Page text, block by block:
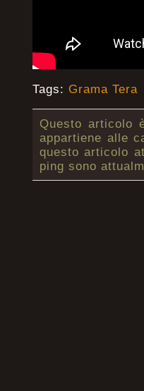
Tags: Grama Tera
Questo articolo
appartiene alle
questo articolo
ping sono